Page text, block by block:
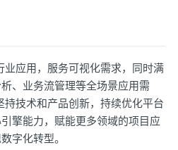
应用，服务可视化需求，同时满
、业务流管理等全场景应用需
持技术和产品创新，持续优化平台
擎能力，赋能更多领域的项目应
字化转型。